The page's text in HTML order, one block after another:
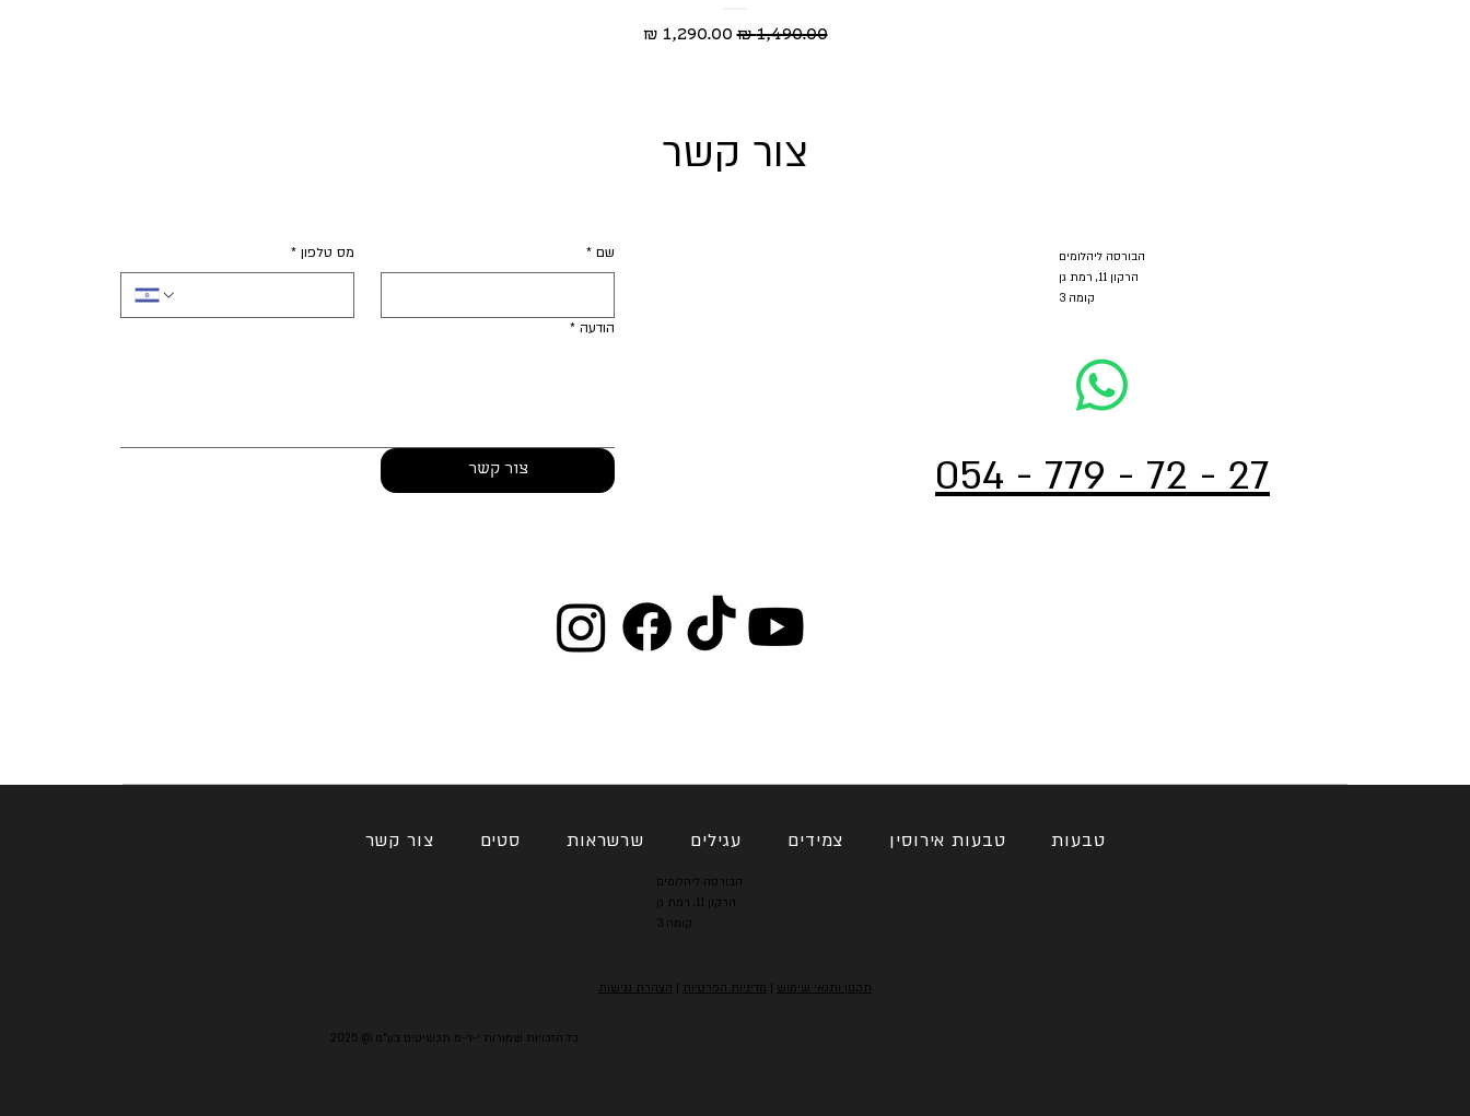
מחיר רגיל‏1,490.00 ‏₪ מחיר מבצע
צור קשר
שם * מס טלפון *
הודעה *
צור קשר
הבורסה ליהלומים
הרקון 11, רמת גן
קומה 3
054 - 779 - 72 - 27
צור קשר סטים שרשראות עגילים צמידים טבעות אירוסין טבעות
הבורסה ליהלומים
הרקון 11, רמת גן
קומה 3
תקנון ותנאי שימוש | מדיניות הפרטיות | הצהרת נגישות
2025 @ כל הזכויות שמורות י-ר-מ תכשיטים בע"מ